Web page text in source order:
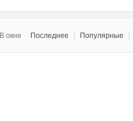
Последнее Популярные
В окне